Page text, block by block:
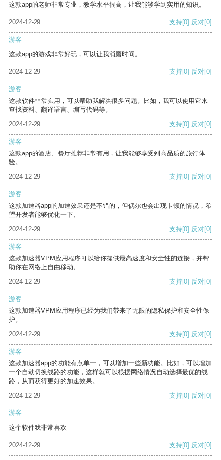
这款app的老师非常专业，教学水平很高，让我能够学到实用的知识。
2024-12-29 支持[0] 反对[0]
游客
这款app的游戏非常好玩，可以让我消磨时间。
2024-12-29 支持[0] 反对[0]
游客
这款软件非常实用，可以帮助我解决很多问题。比如，我可以使用它来
查找资料、翻译语言、编写代码等。
2024-12-29
支持[0] 反对[0]
游客
这款app的酒店、餐厅推荐非常有用，让我能够享受到高品质的旅行体
验。
2024-12-29
支持[0] 反对[0]
游客
这款加速器app的加速效果还是不错的，但偶尔也会出现卡顿的情况，希
望开发者能够优化一下。
2024-12-29
支持[0] 反对[0]
游客
这款加速器VPM应用程序可以给你提供最高速度和安全性的连接，并帮
助你在网络上自由移动。
2024-12-29
支持[0] 反对[0]
游客
这款加速器VPM应用程序已经为我们带来了无限的隐私保护和安全性保
护。
2024-12-29
支持[0] 反对[0]
游客
这款加速器app的功能有点单一，可以增加一些新功能。比如，可以增加
一个自动切换线路的功能，这样就可以根据网络情况自动选择最优的线
路，从而获得更好的加速效果。
2024-12-29
支持[0] 反对[0]
游客
这个软件我非常喜欢
2024-12-29 支持[0] 反对[0]